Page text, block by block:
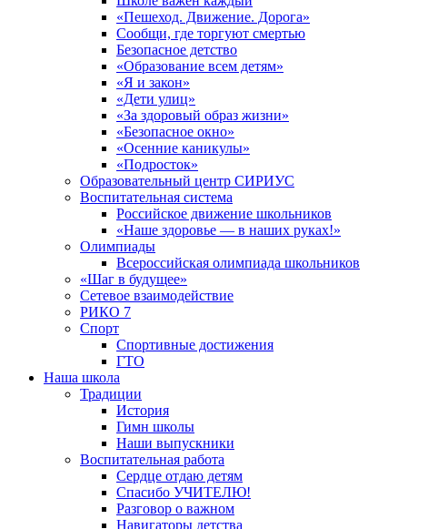
«Пешеход. Движение. Дорога»
Сообщи, где торгуют смертью
Безопасное детство
«Образование всем детям»
«Я и закон»
«Дети улиц»
«За здоровый образ жизни»
«Безопасное окно»
«Осенние каникулы»
«Подросток»
Образовательный центр СИРИУС
Воспитательная система
Российское движение школьников
«Наше здоровье — в наших руках!»
Олимпиады
Всероссийская олимпиада школьников
«Шаг в будущее»
Сетевое взаимодействие
РИКО 7
Спорт
Спортивные достижения
ГТО
Наша школа
Традиции
История
Гимн школы
Наши выпускники
Воспитательная работа
Сердце отдаю детям
Спасибо УЧИТЕЛЮ!
Разговор о важном
Навигаторы детства